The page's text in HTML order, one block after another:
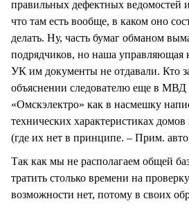
правильных дефектных ведомостей
что там есть вообще, в каком оно
делать. Ну, часть бумаг обманом
подрядчиков, но наша управляющая
УК им документы не отдавали. Кто
объяснении следователю еще в
«Омскэлектро» как в насмешку
технических характеристиках
(где их нет в принципе. – Прим.
Так как мы не располагаем общей
тратить столько времени на
возможности нет, потому в своих